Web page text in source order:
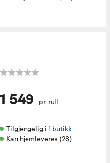
1 549 pr. rull
Tilgjengelig i 1 butikk
Kan hjemleveres (28)